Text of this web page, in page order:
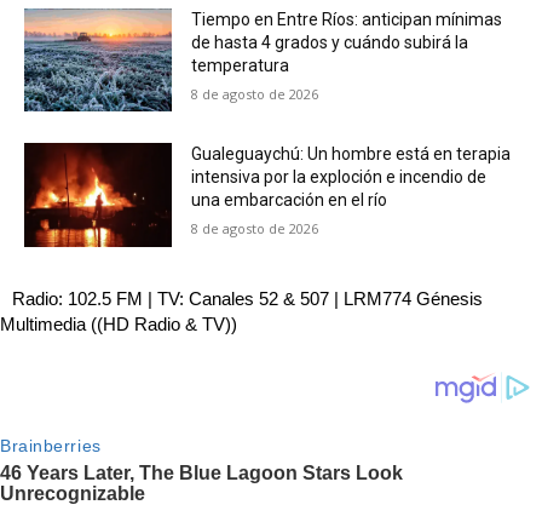
Tiempo en Entre Ríos: anticipan mínimas
de hasta 4 grados y cuándo subirá la
temperatura
8 de agosto de 2026
Gualeguaychú: Un hombre está en terapia
intensiva por la exploción e incendio de
una embarcación en el río
8 de agosto de 2026
Radio: 102.5 FM | TV: Canales 52 & 507 | LRM774 Génesis
Multimedia ((HD Radio & TV))